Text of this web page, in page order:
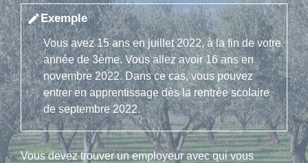
editExemple
Vous avez 15 ans en juillet 2022, à la fin de votre
année de 3ème. Vous allez avoir 16 ans en
novembre 2022. Dans ce cas, vous pouvez
entrer en apprentissage dès la rentrée scolaire
de septembre 2022.
Vous devez trouver un employeur avec qui vous